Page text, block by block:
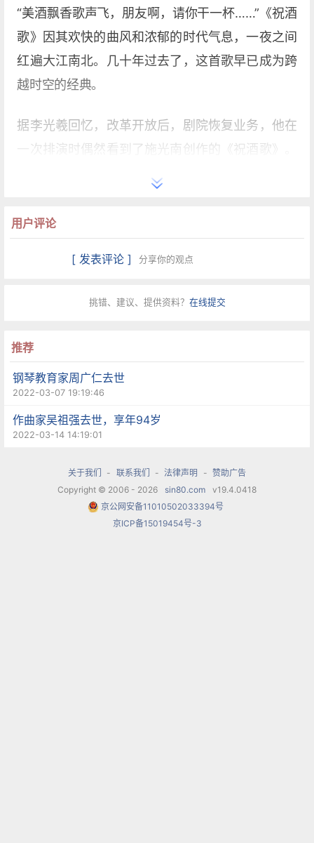
“美酒飘香歌声飞，朋友啊，请你干一杯……”《祝酒
歌》因其欢快的曲风和浓郁的时代气息，一夜之间
红遍大江南北。几十年过去了，这首歌早已成为跨
越时空的经典。
据李光羲回忆，改革开放后，剧院恢复业务，他在
一次排演时偶然看到了施光南创作的《祝酒歌》。
象地描绘了改革开放初期人民欢欣鼓舞的心情和对
酒歌》，随后央视收到观众16万多封赞美信。1980
了100多万张，获得了首届“金唱片奖”。
《祝酒歌》的传唱伴随着改革开放的步伐，伴随着
国家的繁荣发展。每当这首歌响起，都会让大家感
烙印，是时代的感动。”李光羲感慨道，“《祝酒
歌》是改革开放的一只号角。歌中所描绘的不是个
人的欢乐，而是民族的欢乐，是广大人民的欢乐。
用户评论
[ 发表评论 ] 分享你的观点
挑错、建议、提供资料？ 在线提交
推荐
钢琴教育家周广仁去世
2022-03-07 19:19:46
作曲家吴祖强去世，享年94岁
2022-03-14 14:19:01
关于我们 - 联系我们 - 法律声明 - 赞助广告
Copyright © 2006 - 2026
sin80.com
v19.4.0418
京公网安备11010502033394号
京ICP备15019454号-3